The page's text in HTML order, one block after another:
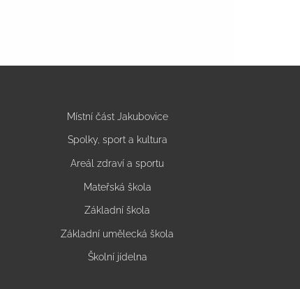
Místní část Jakubovice
Spolky, sport a kultura
Areál zdraví a sportu
Mateřská škola
Základní škola
Základní umělecká škola
Školní jídelna